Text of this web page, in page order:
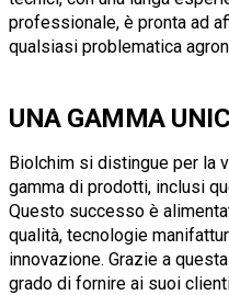
professionale, è pronta ad
qualsiasi problematica
UNA GAMMA
Biolchim si distingue per la
gamma di prodotti, inclusi
Questo successo è
qualità, tecnologie
innovazione. Grazie a
grado di fornire ai suoi